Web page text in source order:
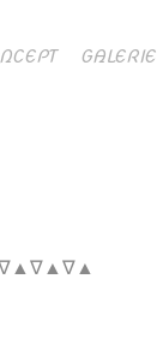
GALERIE